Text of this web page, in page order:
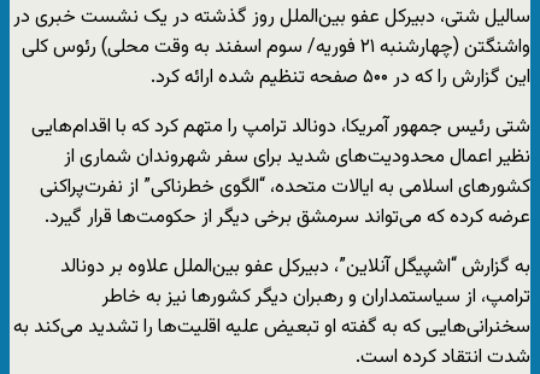
سالیل شتی، دبیرکل عفو بین‌الملل روز گذشته در یک نشست خبری در
واشنگتن (چهارشنبه ۲۱ فوریه/ سوم اسفند به وقت محلی) رئوس کلی
این گزارش را که در ۵۰۰ صفحه تنظیم شده ارائه کرد.
شتی رئیس جمهور آمریکا، دونالد ترامپ را متهم کرد که با اقدام‌هایی
نظیر اعمال محدودیت‌های شدید برای سفر شهروندان شماری از
کشورهای اسلامی به ایالات متحده، “الگوی خطرناکی” از نفرت‌پراکنی
عرضه کرده که می‌تواند سرمشق برخی دیگر از حکومت‌ها قرار گیرد.
به گزارش “اشپیگل آنلاین”، دبیرکل عفو بین‌الملل علاوه بر دونالد
ترامپ، از سیاستمداران و رهبران دیگر کشورها نیز به خاطر
سخنرانی‌هایی که به گفته او تبعیض علیه اقلیت‌ها را تشدید می‌کند به
شدت انتقاد کرده است.